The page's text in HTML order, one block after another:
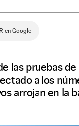
en Google
las pruebas
a los
arrojan en la